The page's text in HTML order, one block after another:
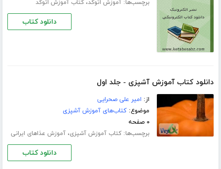
برچسب‌ها:آموزش اتوکد،کتاب آموزش اتوکد
دانلود کتاب
دانلود کتاب آموزش آشپزی - جلد اول
از: امیر علی صحرایی
موضوع:کتاب‌های آموزش آشپزی
۰ صفحه
برچسب‌ها:کتاب آموزش آشپزی،آموزش عذاهای ایرانی
دانلود کتاب